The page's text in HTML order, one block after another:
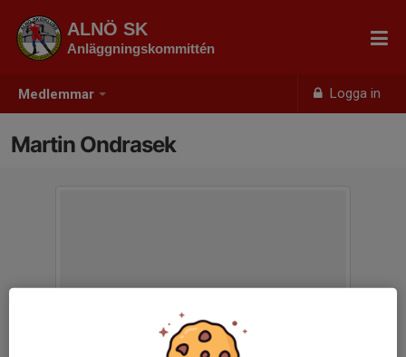
Medlemmar Logga in
ALNÖ SK
Anläggningskommittén
Martin Ondrasek